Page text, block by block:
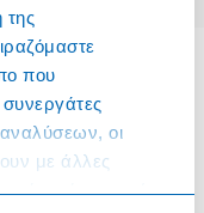
της
που
συνεργάτες
οι
με άλλες
ή τις οποίες